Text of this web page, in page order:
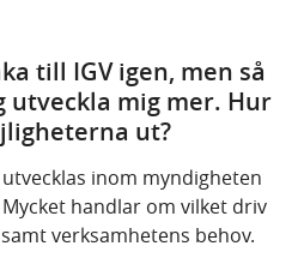
till IGV igen, men så
utveckla mig mer. Hur
ut?
inom myndigheten
handlar om vilket driv
verksamhetens behov.